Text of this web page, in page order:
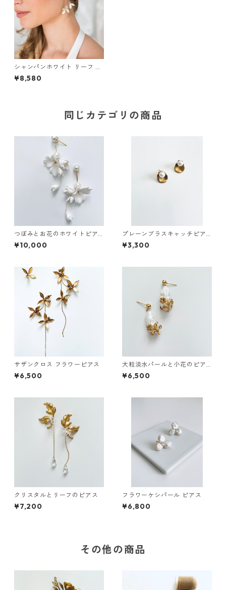
シャンパンホワイト リーフ ピ
アス
¥8,580
同じカテゴリの商品
つぼみとお花のホワイトピア
ス
¥10,000
プレーンブラスキャッチピア
ス
¥3,300
サザンクロス フラワーピアス
¥6,500
大粒淡水パールと小花のピア
ス
¥6,500
クリスタルとリーフのピアス
¥7,200
フラワーケシパール ピアス
¥6,800
その他の商品